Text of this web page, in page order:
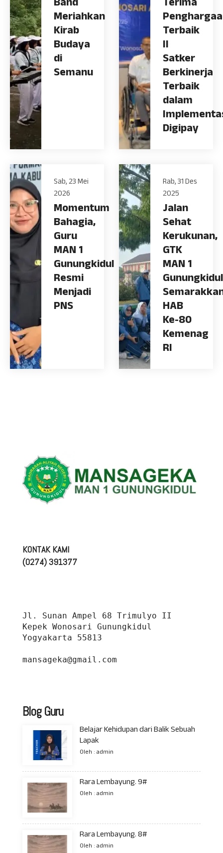
Meriahkan
Kirab
Budaya
di
Semanu
Terbaik
II
Satker
Berkinerja
Terbaik
dalam
Digipay
Sab, 23 Mei
2026
Momentum
Bahagia,
Guru
MAN 1
Gunungkidul
Resmi
Menjadi
PNS
Rab, 31 Des
2025
Jalan
Sehat
Kerukunan,
GTK
MAN 1
Gunungkidul
HAB
Ke-80
Kemenag
RI
KONTAK KAMI
(0274) 391377
Jl. Sunan Ampel 68 Trimulyo II
Kepek Wonosari Gunungkidul
Yogyakarta 55813
mansageka@gmail.com
Blog Guru
Belajar Kehidupan dari Balik Sebuah
Lapak
Oleh : admin
Rara Lembayung. 9#
Oleh : admin
Rara Lembayung. 8#
Oleh : admin